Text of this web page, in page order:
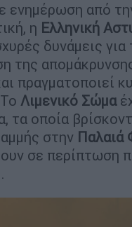
ενημέρωση από
η Ελληνική
δυνάμεις για
της
πραγματοποιεί
Λιμενικό Σώμα
τα οποία
στην Παλαιά
σε περίπτωση